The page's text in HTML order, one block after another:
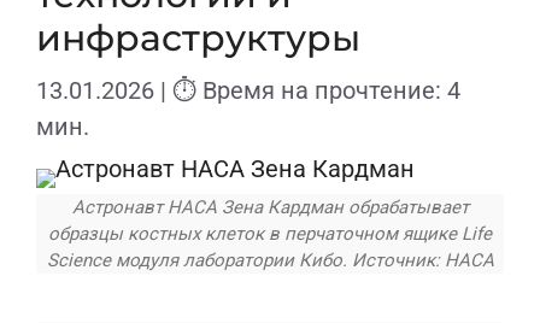
инфраструктуры
13.01.2026 | ⏱ Время на прочтение: 4
мин.
Астронавт НАСА Зена Кардман обрабатывает
образцы костных клеток в перчаточном ящике Life
Science модуля лаборатории Кибо. Источник: НАСА